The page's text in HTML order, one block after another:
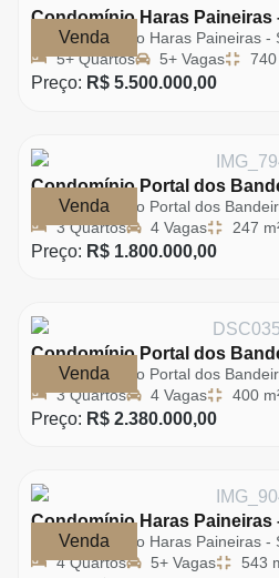
Venda
Condomínio Haras Paineiras
Condomínio Haras Paineiras -
5+ Quartos
5+ Vagas 740
Preço: R$ 5.500.000,00
Venda
Condomínio Portal dos
Condomínio Portal dos
3 Quartos
4 Vagas 247
Preço: R$ 1.800.000,00
Venda
Condomínio Portal dos
Condomínio Portal dos
3 Quartos
4 Vagas 400
Preço: R$ 2.380.000,00
Venda
Condomínio Haras Paineiras
Condomínio Haras Paineiras -
4 Quartos
5+ Vagas 543